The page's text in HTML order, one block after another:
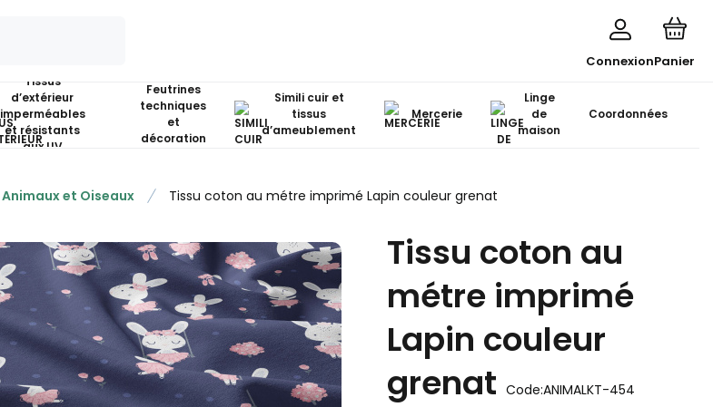
ConnexionPanier
Tissus
d’extérieur
imperméables
et résistants
aux UV
Feutrines
techniques
et
décoration
Simili cuir et
tissus
d’ameublement
Mercerie
Linge
de
maison
Coordonnées
Animaux et Oiseaux Tissu coton au métre imprimé Lapin couleur grenat
Tissu coton au
métre imprimé
Lapin couleur
grenat Code:ANIMALKT-454